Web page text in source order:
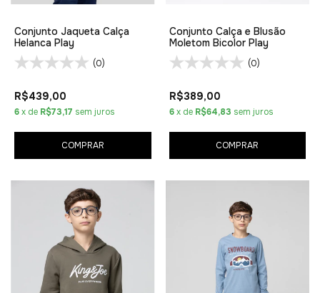
Conjunto Jaqueta Calça
Helanca Play
(0)
R$439,00
6x de R$73,17 sem juros
COMPRAR
Conjunto Calça e Blusão
Moletom Bicolor Play
(0)
R$389,00
6 x de R$64,83 sem juros
COMPRAR